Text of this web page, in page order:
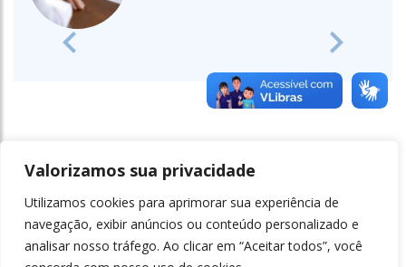
Valorizamos sua privacidade
Utilizamos cookies para aprimorar sua experiência de
navegação, exibir anúncios ou conteúdo personalizado e
analisar nosso tráfego. Ao clicar em “Aceitar todos”, você
Previous Next